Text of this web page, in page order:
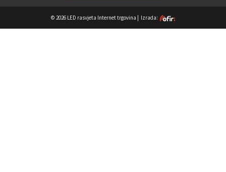
© 2026 LED rasvjeta Internet trgovina | Izrada: